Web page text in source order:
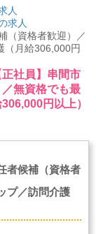
人
求人
（資格者歓迎）／
（月給306,000円
社員】串間市
無資格でも最
円以上）
者候補（資格者
プ／訪問介護